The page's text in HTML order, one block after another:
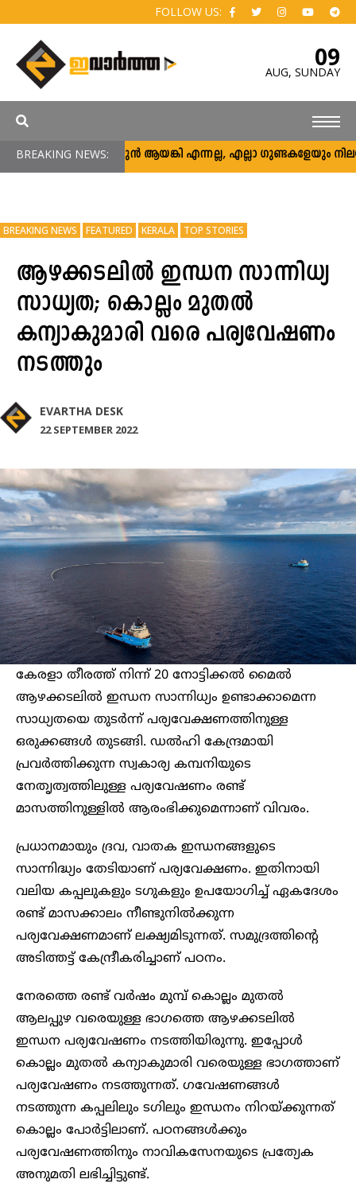
FOLLOW US:
09
AUG, SUNDAY
BREAKING NEWS:അര്‍ജുന്‍ ആയങ്കി എന്നല്ല, എല്ലാ ഗുണ്ടകളേയും നിലയ്ക്ക്
BREAKING NEWS FEATURED KERALA TOP STORIES
ആഴക്കടലിൽ ഇന്ധന സാന്നിധ്യ
സാധ്യത; കൊല്ലം മുതൽ
കന്യാകുമാരി വരെ പര്യവേഷണം
നടത്തും
EVARTHA DESK
22 SEPTEMBER 2022
കേരളാ തീരത്ത് നിന്ന് 20 നോട്ടിക്കൽ മൈൽ
ആഴക്കടലിൽ ഇന്ധന സാന്നിധ്യം ഉണ്ടാക്കാമെന്ന
സാധ്യതയെ തുടർന്ന് പര്യവേക്ഷണത്തിനുള്ള
ഒരുക്കങ്ങൾ തുടങ്ങി. ഡൽഹി കേന്ദ്രമായി
പ്രവർത്തിക്കുന്ന സ്വകാര്യ കമ്പനിയുടെ
നേതൃത്വത്തിലുള്ള പര്യവേഷണം രണ്ട്
മാസത്തിനുള്ളിൽ ആരംഭിക്കുമെന്നാണ് വിവരം.
പ്രധാനമായും ദ്രവ, വാതക ഇന്ധനങ്ങളുടെ
സാന്നിദ്ധ്യം തേടിയാണ് പര്യവേക്ഷണം. ഇതിനായി
വലിയ കപ്പലുകളും ടഗുകളും ഉപയോഗിച്ച് ഏകദേശം
രണ്ട് മാസക്കാലം നീണ്ടുനിൽക്കുന്ന
പര്യവേക്ഷണമാണ് ലക്ഷ്യമിടുന്നത്. സമുദ്രത്തിന്റെ
അടിത്തട്ട് കേന്ദ്രീകരിച്ചാണ് പഠനം.
നേരത്തെ രണ്ട് വർഷം മുമ്പ് കൊല്ലം മുതൽ
ആലപ്പുഴ വരെയുള്ള ഭാഗത്തെ ആഴക്കടലിൽ
ഇന്ധന പര്യവേഷണം നടത്തിയിരുന്നു. ഇപ്പോൾ
കൊല്ലം മുതൽ കന്യാകുമാരി വരെയുള്ള ഭാഗത്താണ്
പര്യവേഷണം നടത്തുന്നത്. ഗവേഷണങ്ങൾ
നടത്തുന്ന കപ്പലിലും ടഗിലും ഇന്ധനം നിറയ്ക്കുന്നത്
കൊല്ലം പോർട്ടിലാണ്. പഠനങ്ങൾക്കും
പര്യവേഷണത്തിനും നാവികസേനയുടെ പ്രത്യേക
അനുമതി ലഭിച്ചിട്ടുണ്ട്.